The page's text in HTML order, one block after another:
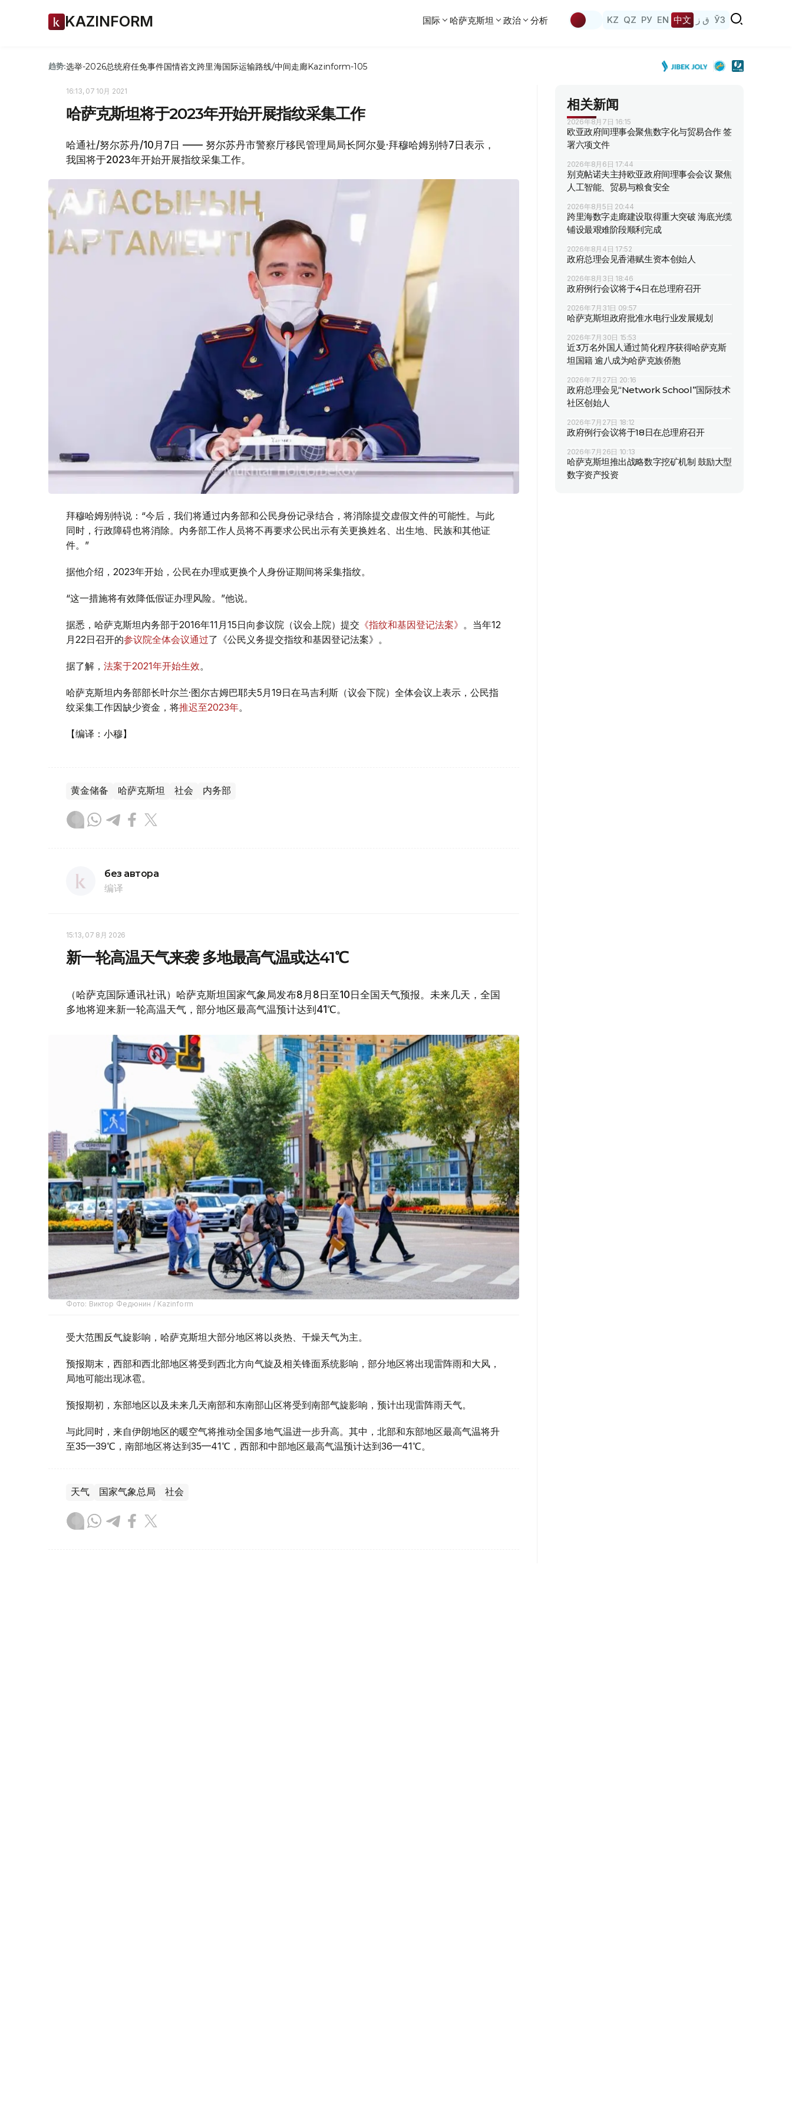
KAZINFORM 国际 哈萨克斯坦 政治 分析 KZ QZ РУ EN 中文 ق ز ЎЗ
趋势:选举-2026总统府任免事件国情咨文跨里海国际运输路线/中间走廊Kazinform-105
16:13, 07 10月 2021
哈萨克斯坦将于2023年开始开展指纹采集工作
哈通社/努尔苏丹/10月7日 —— 努尔苏丹市警察厅移民管理局局长阿尔曼·拜穆哈姆别特7日表示，
我国将于2023年开始开展指纹采集工作。
拜穆哈姆别特说：“今后，我们将通过内务部和公民身份记录结合，将消除提交虚假文件的可能性。与此
同时，行政障碍也将消除。内务部工作人员将不再要求公民出示有关更换姓名、出生地、民族和其他证
件。”
据他介绍，2023年开始，公民在办理或更换个人身份证期间将采集指纹。
“这一措施将有效降低假证办理风险。”他说。
据悉，哈萨克斯坦内务部于2016年11月15日向参议院（议会上院）提交 《指纹和基因登记法案》 。当年12
月22日召开的参议院全体会议通过了《公民义务提交指纹和基因登记法案》。
据了解， 法案于2021年开始生效。
哈萨克斯坦内务部部长叶尔兰·图尔古姆巴耶夫5月19日在马吉利斯（议会下院）全体会议上表示，公民指
纹采集工作因缺少资金，将推迟至2023年。
【编译：小穆】
黄金储备 哈萨克斯坦 社会 内务部
без автора
编译
15:13, 07 8月 2026
新一轮高温天气来袭 多地最高气温或达41℃
（哈萨克国际通讯社讯）哈萨克斯坦国家气象局发布8月8日至10日全国天气预报。未来几天，全国
多地将迎来新一轮高温天气，部分地区最高气温预计达到41℃。
Фото: Виктор Федюнин / Kazinform
受大范围反气旋影响，哈萨克斯坦大部分地区将以炎热、干燥天气为主。
预报期末，西部和西北部地区将受到西北方向气旋及相关锋面系统影响，部分地区将出现雷阵雨和大风，
局地可能出现冰雹。
预报期初，东部地区以及未来几天南部和东南部山区将受到南部气旋影响，预计出现雷阵雨天气。
与此同时，来自伊朗地区的暖空气将推动全国多地气温进一步升高。其中，北部和东部地区最高气温将升
至35—39℃，南部地区将达到35—41℃，西部和中部地区最高气温预计达到36—41℃。
天气 国家气象总局 社会
相关新闻
2026年8月7日 16:15
欧亚政府间理事会聚焦数字化与贸易合作 签
署六项文件
2026年8月6日 17:44
别克帖诺夫主持欧亚政府间理事会会议 聚焦
人工智能、贸易与粮食安全
2026年8月5日 20:44
跨里海数字走廊建设取得重大突破 海底光缆
铺设最艰难阶段顺利完成
2026年8月4日 17:52
政府总理会见香港赋生资本创始人
2026年8月3日 18:46
政府例行会议将于4日在总理府召开
2026年7月31日 09:57
哈萨克斯坦政府批准水电行业发展规划
2026年7月30日 15:53
近3万名外国人通过简化程序获得哈萨克斯
坦国籍 逾八成为哈萨克族侨胞
2026年7月27日 20:16
政府总理会见“Network School”国际技术
社区创始人
2026年7月27日 18:12
政府例行会议将于18日在总理府召开
2026年7月26日 10:13
哈萨克斯坦推出战略数字挖矿机制 鼓励大型
数字资产投资